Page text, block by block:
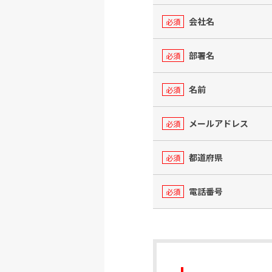
必須 会社名
必須 部署名
必須 名前
必須 メールアドレス
必須 都道府県
必須 電話番号